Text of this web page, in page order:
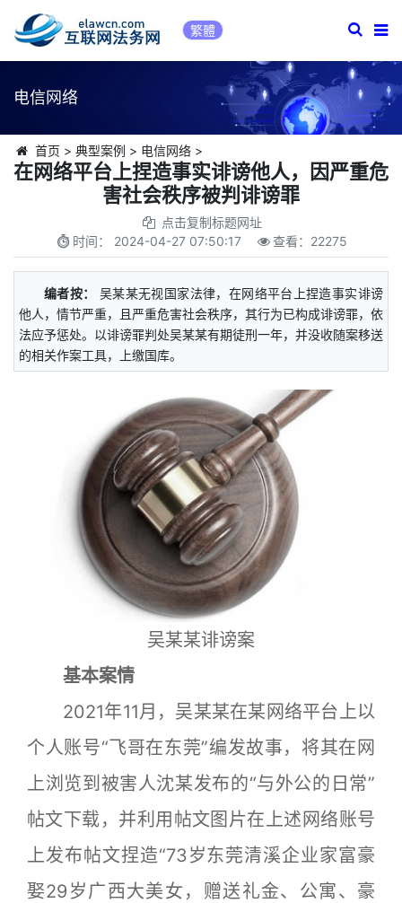
繁體
电信网络
首页 > 典型案例 > 电信网络>
在网络平台上捏造事实诽谤他人，因严重危
害社会秩序被判诽谤罪
点击复制标题网址
时间： 2024-04-27 07:50:17 查看： 22275
编者按：
吴某某无视国家法律，在网络平台上捏造事实诽谤
他人，情节严重，且严重危害社会秩序，其行为已构成诽谤罪，依
法应予惩处。以诽谤罪判处吴某某有期徒刑一年，并没收随案移送
的相关作案工具，上缴国库。
吴某某诽谤案
基本案情
2021年11月，吴某某在某网络平台上以
个人账号“飞哥在东莞”编发故事，将其在网
上浏览到被害人沈某发布的“与外公的日常”
帖文下载，并利用帖文图片在上述网络账号
上发布帖文捏造“73岁东莞清溪企业家富豪
娶29岁广西大美女，赠送礼金、公寓、豪